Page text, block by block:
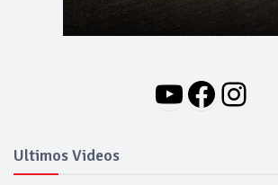
YouTube
Ultimos Videos